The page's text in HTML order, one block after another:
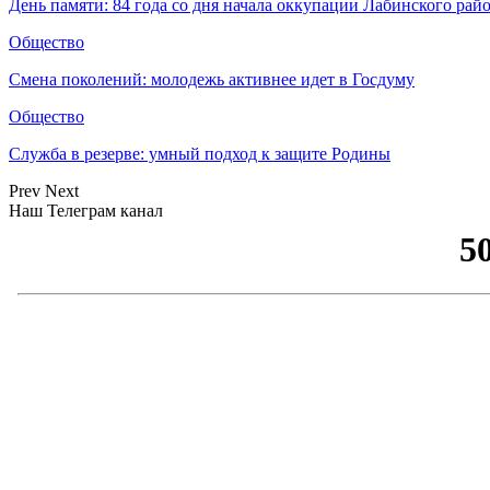
День памяти: 84 года со дня начала оккупации Лабинского
Общество
Смена поколений: молодежь активнее идет в Госдуму
Общество
Служба в резерве: умный подход к защите Родины
Prev Next
Наш Телеграм канал